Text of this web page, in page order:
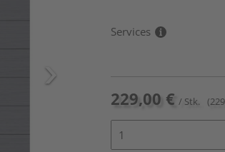
Services
229,00 € / Stk.